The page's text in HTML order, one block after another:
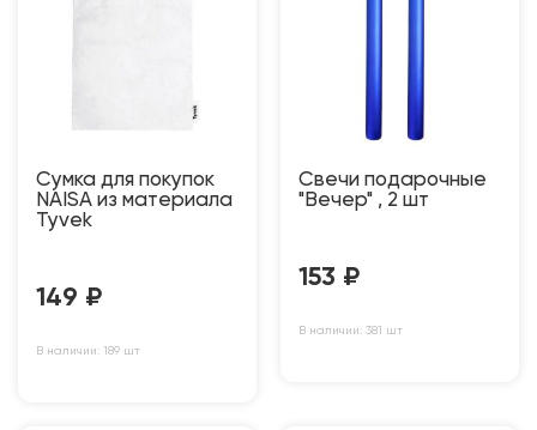
Сумка для покупок
NAISA из материала
Tyvek
149 ₽
В наличии: 189 шт
Свечи подарочные
"Вечер" , 2 шт
153 ₽
В наличии: 381 шт